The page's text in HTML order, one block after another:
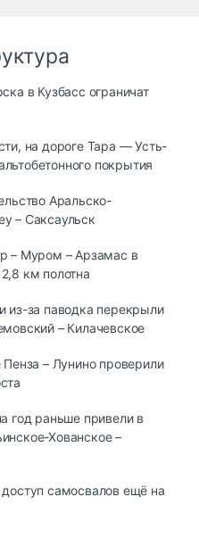
в Кузбасс ограничат
на дороге Тара — Усть-
покрытия
Аральско-
– Саксаульск
– Муром – Арзамас в
км полотна
из-за паводка перекрыли
– Килачевское
– Лунино проверили
год раньше привели в
Хованское –
самосвалов ещё на